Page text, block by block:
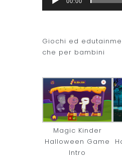
Giochi ed
che per bambini
Magic Kinder
Halloween Game
Intro